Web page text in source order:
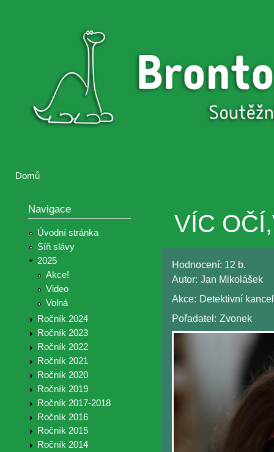
Brontosaurus
Brontosaurus
Domů
Navigace
Úvodní stránka
Síň slávy
2025
Akce!
Video
Volná
Ročník 2024
Ročník 2023
Ročník 2022
Ročník 2021
Ročník 2020
Ročník 2019
Ročník 2017-2018
Ročník 2016
Ročník 2015
Ročník 2014
VÍC
Hodnocení: 12 b.
Autor: Jan Mikolášek
Akce: Detektivní
Pořadatel: Zvonek